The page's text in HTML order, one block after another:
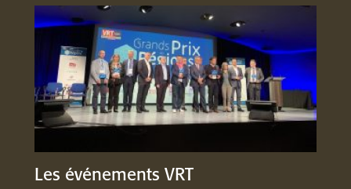
Les événements VRT